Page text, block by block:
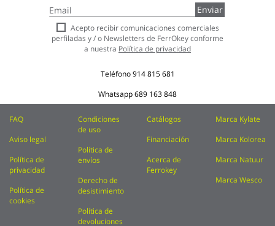
a
nuestro
boletín
de
Enviar
Acepto recibir comunicaciones comerciales
perfiladas y / o Newsletters de FerrOkey conforme
a nuestra Política de privacidad
Teléfono914 815 681
Whatsapp689 163 848
FAQ
Aviso legal
Política de
privacidad
Política de
cookies
Condiciones
de uso
Política de
envíos
Derecho de
desistimiento
Política de
devoluciones
Catálogos
Financiación
Acerca de
Ferrokey
Marca Kylate
Marca Kolorea
Marca Natuur
Marca Wesco